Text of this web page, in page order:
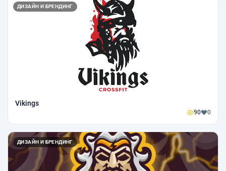
ДИЗАЙН И БРЕНДИНГ
Vikings
90 0
ДИЗАЙН И БРЕНДИНГ